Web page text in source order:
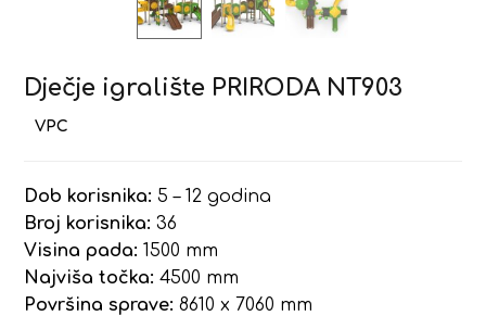
Dječje igralište PRIRODA NT903
Dob korisnika: 5 – 12 godina
Broj korisnika: 36
Visina pada: 1500 mm
Najviša točka: 4500 mm
Površina sprave: 8610 x 7060 mm